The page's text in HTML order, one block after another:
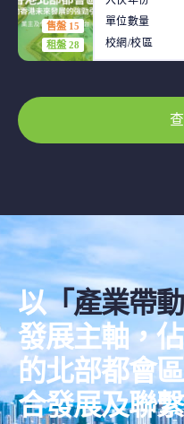
售盤 15
租盤 28
單位數量
校網/校區
以「產業帶
發展主軸，
的北部都會
合發展及聯